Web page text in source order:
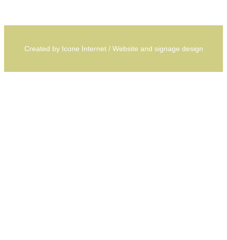
Created by Icone Internet/ Website and signage design